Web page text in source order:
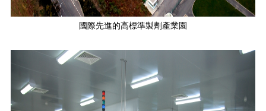
國際先進的高標準製劑產業園